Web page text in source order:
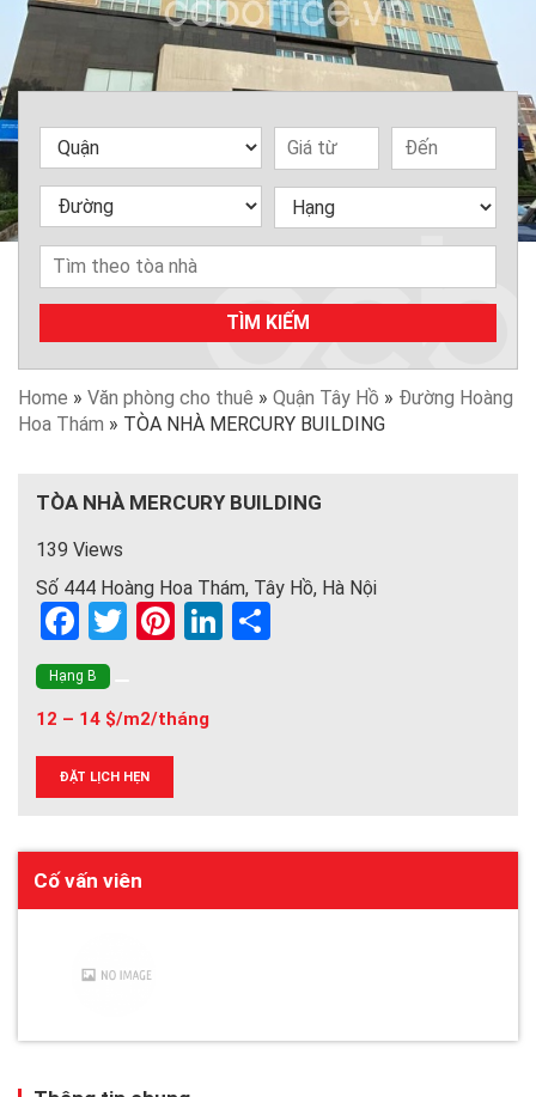
TÌM KIẾM
Home » Văn phòng cho thuê » Quận Tây Hồ » Đường Hoàng
Hoa Thám » TÒA NHÀ MERCURY BUILDING
TÒA NHÀ MERCURY BUILDING
139 Views
Số 444 Hoàng Hoa Thám, Tây Hồ, Hà Nội
F
a
ce
b
o
o
k
T
er
Pi
es
Li
Hạng B
12 – 14 $/m2/tháng
ĐẶT LỊCH HẸN
Cố vấn viên